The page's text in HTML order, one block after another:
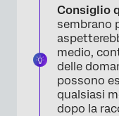
Consiglio
sembrano
medio,
delle
possono
qualsiasi
dopo la